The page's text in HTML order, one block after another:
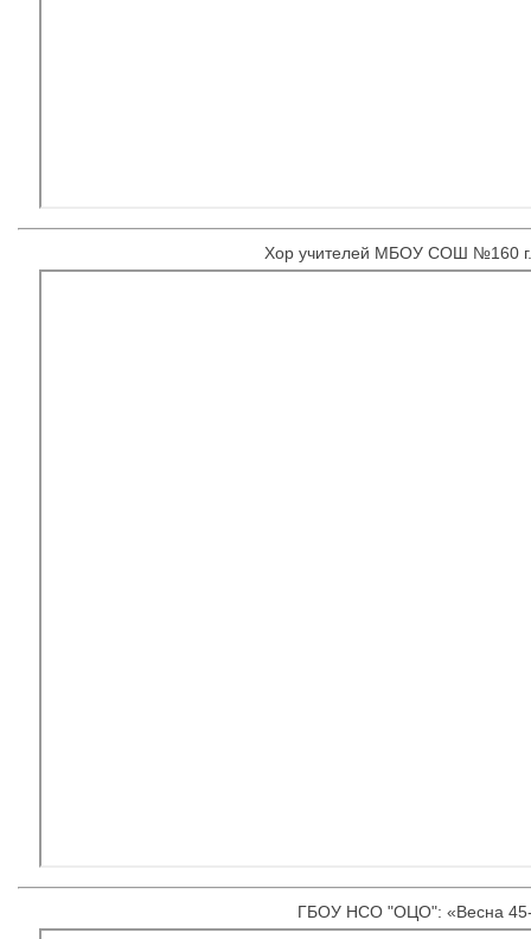
Хор учителей МБОУ СОШ №160 г.
ГБОУ НСО "ОЦО": «Весна